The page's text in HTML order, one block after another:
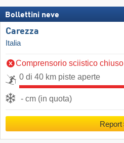
Bollettini neve
Carezza
Italia
Comprensorio sciistico chiuso
0 di 40 km piste aperte
- cm (in quota)
Report